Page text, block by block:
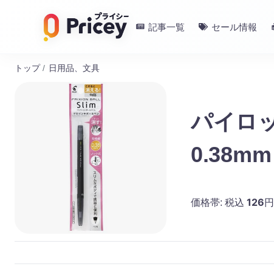
記事一覧 セール情報
トップ / 日用品、文具
パイロ
0.38mm
価格帯: 税込 126